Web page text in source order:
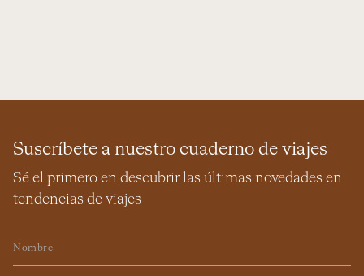
Suscríbete a nuestro cuaderno de viajes
Sé el primero en descubrir las últimas novedades en
tendencias de viajes